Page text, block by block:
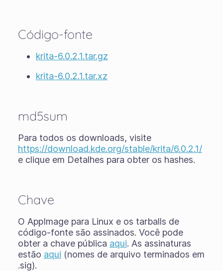
Código-fonte
krita-6.0.2.1.tar.gz
krita-6.0.2.1.tar.xz
md5sum
Para todos os downloads, visite
https://download.kde.org/stable/krita/6.0.2.1/
e clique em Detalhes para obter os hashes.
Chave
O AppImage para Linux e os tarballs de
código-fonte são assinados. Você pode
obter a chave pública aqui. As assinaturas
estão aqui (nomes de arquivo terminados em
.sig).